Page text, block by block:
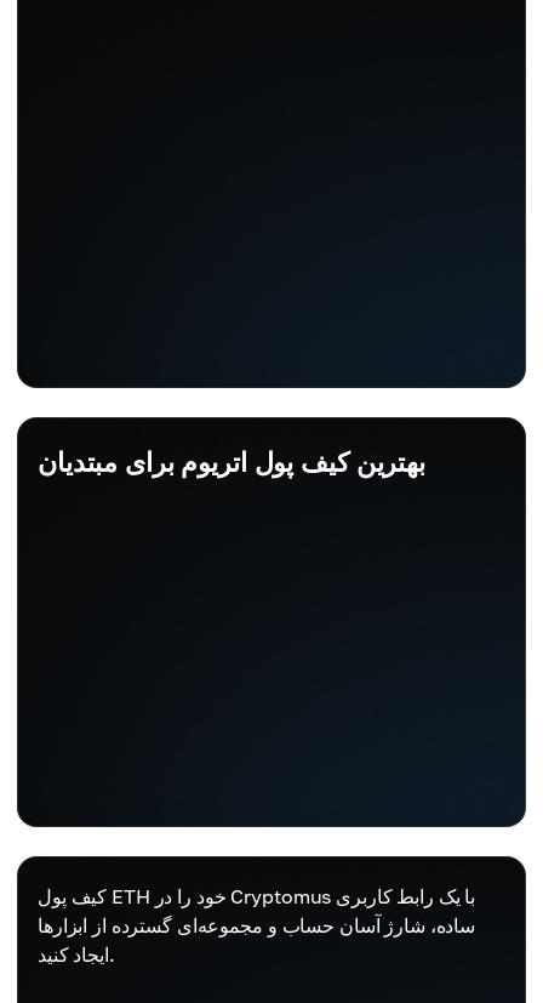
بهترین کیف پول اتریوم برای مبتدیان
کیف پول ETH خود را در Cryptomus با یک رابط کاربری
ساده، شارژ آسان حساب و مجموعه‌ای گسترده از ابزارها
ایجاد کنید.